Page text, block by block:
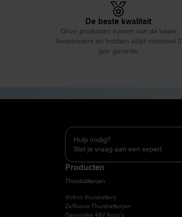
De beste kwaliteit
Onze producten komen van de beste
leveranciers en hebben altijd minimaal 2
jaar garantie
Hulp nodig?
Stel je vraag aan een expert
Producten
Thuisbatterijen
Victron thuisbatterij
Zelfbouw Thuisbatterijen
Generieke 48V Accu’s